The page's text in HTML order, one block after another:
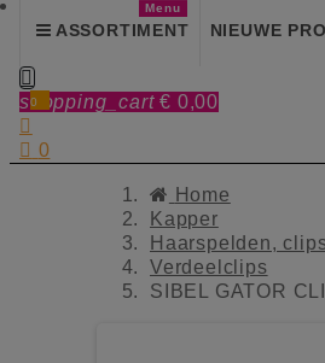
ASSORTIMENT
Menu
NIEUWE

shopping_cart € 0,00
0

 0
Home
Kapper
Haarspelden,
Verdeelclips
SIBEL GATOR